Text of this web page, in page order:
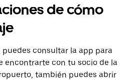
de cómo
puedes consultar la app para
encontrarte con tu socio de la
también puedes abrir